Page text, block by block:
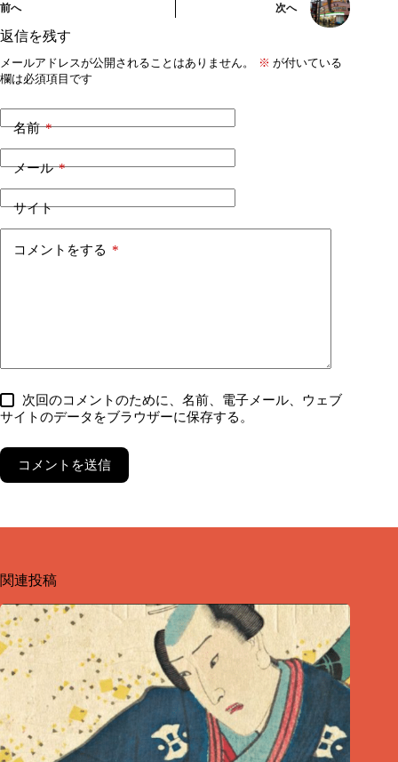
前へ 次へ
返信を残す
メールアドレスが公開されることはありません。 ※ が付いている
欄は必須項目です
名前*
メール*
サイト
コメントをする *
次回のコメントのために、名前、電子メール、ウェブ
サイトのデータをブラウザーに保存する。
コメントを送信
関連投稿